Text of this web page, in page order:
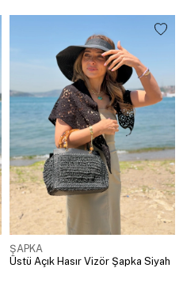
ŞAPKA
Üstü Açık Hasır Vizör Şapka Siyah